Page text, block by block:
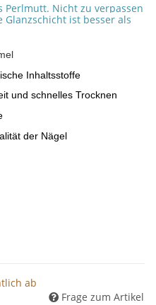
Perlmutt. Nicht zu verpassen
Glanzschicht ist besser als
Inhaltsstoffe
und schnelles Trocknen
der Nägel
ab
Frage zum Artikel